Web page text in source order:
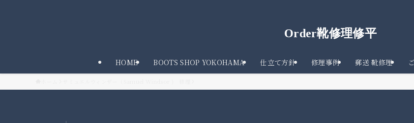
Order靴修理修平
HOME BOOTS SHOP YOKOHAMA 仕立て方針 修理事例 郵送 靴修理